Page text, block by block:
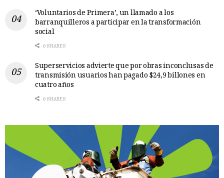
‘Voluntarios de Primera’, un llamado a los
barranquilleros a participar en la transformación
social
0 SHARES
Superservicios advierte que por obras inconclusas de
transmisión usuarios han pagado $24,9 billones en
cuatro años
0 SHARES